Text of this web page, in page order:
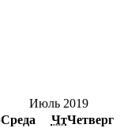
Июль 2019
Среда ЧтЧетверг